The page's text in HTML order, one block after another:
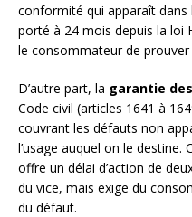
conformité qui apparaît dans
porté à 24 mois depuis la loi
le consommateur de prouver
D’autre part, la garantie
Code civil (articles 1641 à
couvrant les défauts non
l’usage auquel on le destine.
offre un délai d’action de
du vice, mais exige du
du défaut.